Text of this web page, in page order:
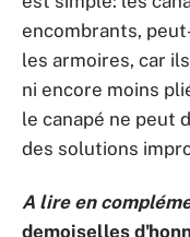
encombrants,
les armoires, car
ni encore moins
le canapé ne peut
des solutions
A lire en
demoiselles